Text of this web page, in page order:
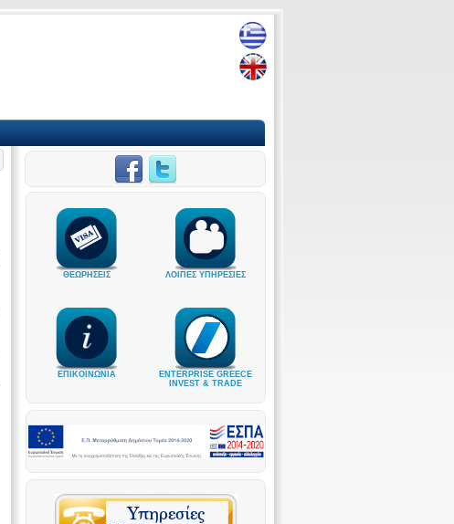
ΘΕΩΡΗΣΕΙΣ ΛΟΙΠΕΣ ΥΠΗΡΕΣΙΕΣ
ΕΠΙΚΟΙΝΩΝΙΑ
ENTERPRISE GREECE
INVEST & TRADE